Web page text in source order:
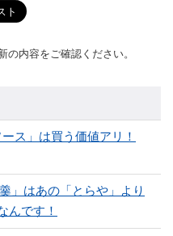
内容をご確認ください。
ス」は買う価値アリ！
」はあの「とらや」より
んです！